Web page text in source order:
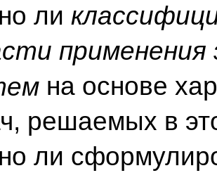
ли
применения
на основе
решаемых в
ли